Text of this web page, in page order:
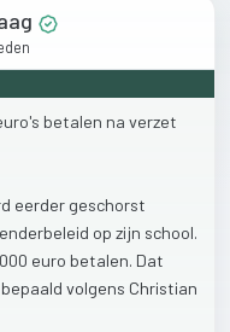
betalen na verzet
eerder geschorst
op zijn school.
euro betalen. Dat
bepaald volgens Christian